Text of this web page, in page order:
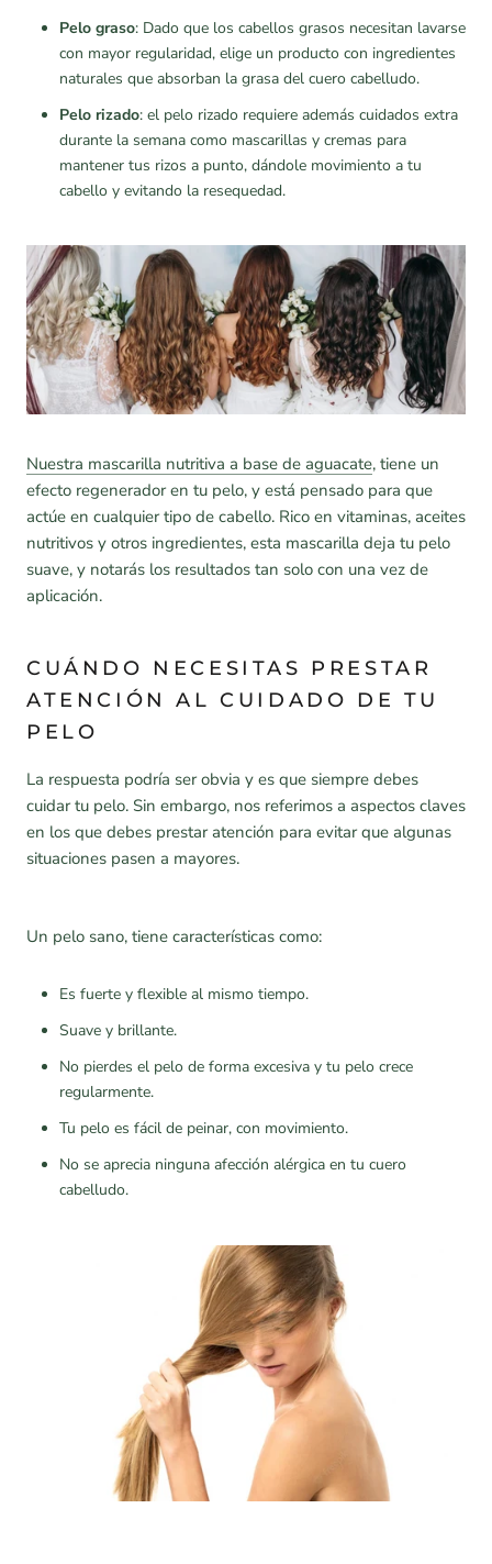
Pelo graso: Dado que los cabellos grasos necesitan lavarse
con mayor regularidad, elige un producto con ingredientes
naturales que absorban la grasa del cuero cabelludo.
Pelo rizado: el pelo rizado requiere además cuidados extra
durante la semana como mascarillas y cremas para
mantener tus rizos a punto, dándole movimiento a tu
cabello y evitando la resequedad.
Nuestra mascarilla nutritiva a base de aguacate, tiene un
efecto regenerador en tu pelo, y está pensado para que
actúe en cualquier tipo de cabello. Rico en vitaminas, aceites
nutritivos y otros ingredientes, esta mascarilla deja tu pelo
suave, y notarás los resultados tan solo con una vez de
aplicación.
CUÁNDO NECESITAS PRESTAR
ATENCIÓN AL CUIDADO DE TU
PELO
La respuesta podría ser obvia y es que siempre debes
cuidar tu pelo. Sin embargo, nos referimos a aspectos claves
en los que debes prestar atención para evitar que algunas
situaciones pasen a mayores.
Un pelo sano, tiene características como:
Es fuerte y flexible al mismo tiempo.
Suave y brillante.
No pierdes el pelo de forma excesiva y tu pelo crece
regularmente.
Tu pelo es fácil de peinar, con movimiento.
No se aprecia ninguna afección alérgica en tu cuero
cabelludo.